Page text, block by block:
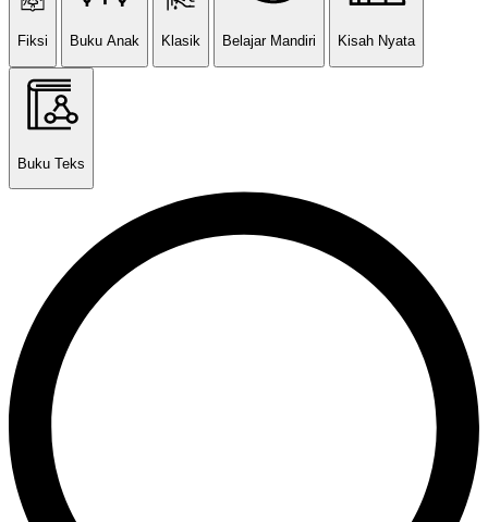
Fiksi Buku Anak Klasik Belajar Mandiri Kisah Nyata
Buku Teks